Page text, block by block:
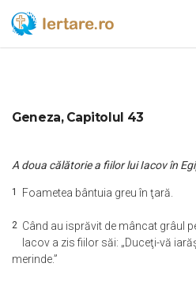
Geneza, Capitolul 43
A doua călătorie a fiilor lui Iacov în
1 Foametea bântuia greu în ţară.
2 Când au isprăvit de mâncat grâul
Iacov a zis fiilor săi: „Duceţi-vă
merinde.”